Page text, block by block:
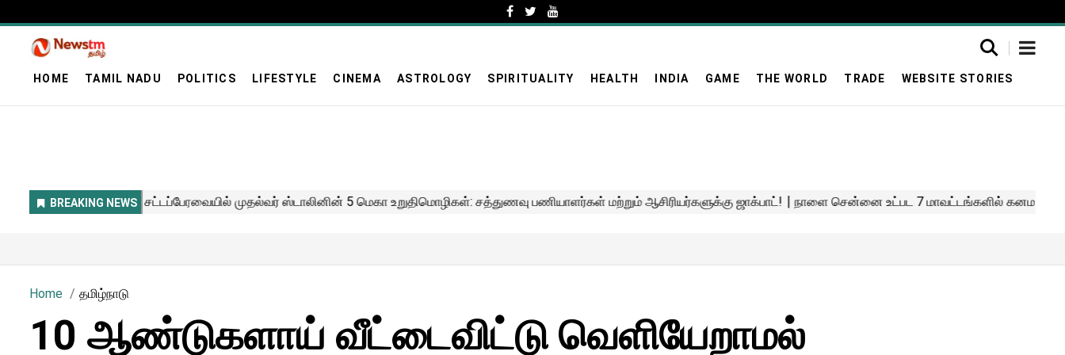
HOME TAMIL NADU POLITICS LIFESTYLE CINEMA ASTROLOGY SPIRITUALITY HEALTH INDIA GAME THE WORLD TRADE WEBSITE STORIES
Home தமிழ்நாடு
10 ஆண்டுகளாய் வீட்டைவிட்டு வெளியேறாமல்